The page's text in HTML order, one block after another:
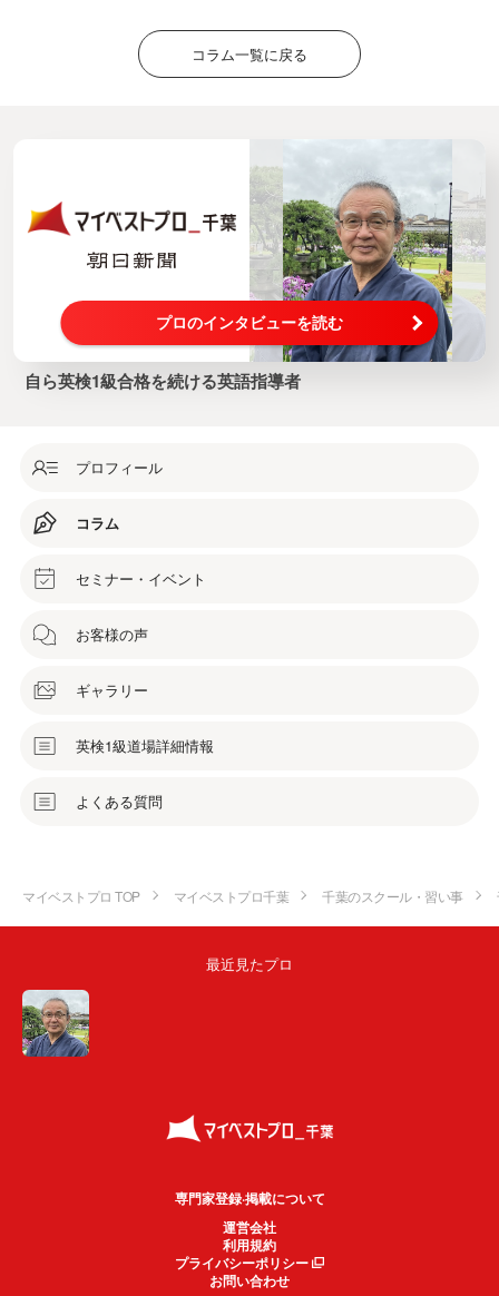
コラム一覧に戻る
プロのインタビューを読む
自ら英検1級合格を続ける英語指導者
プロフィール
コラム
セミナー・イベント
お客様の声
ギャラリー
英検1級道場詳細情報
よくある質問
マイベストプロ TOP マイベストプロ千葉 千葉のスクール・習い事
最近見たプロ
専門家登録·掲載について
運営会社
利用規約
プライバシーポリシー
お問い合わせ